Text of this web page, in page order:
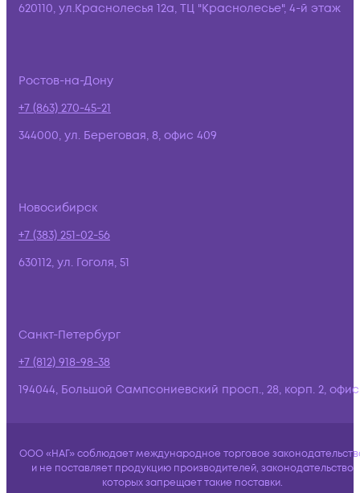
620110, ул.Краснолесья 12а, ТЦ "Краснолесье", 4-й этаж
Ростов-на-Дону
+7 (863) 270-45-21
344000, ул. Береговая, 8, офис 409
Новосибирск
+7 (383) 251-02-56
630112, ул. Гоголя, 51
Санкт-Петербург
+7 (812) 918-98-38
194044, Большой Сампсониевский просп., 28, корп. 2,
ООО «НАГ» соблюдает международное торговое
и не поставляет продукцию производителей, законодательство
которых запрещает такие поставки.